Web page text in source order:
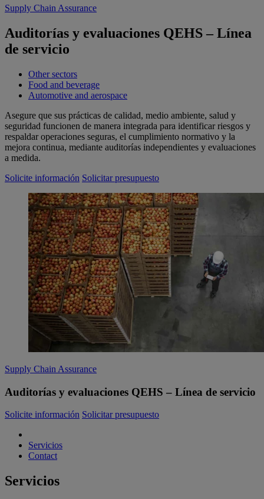
Supply Chain Assurance
Auditorías y evaluaciones QEHS – Línea
de servicio
Other sectors
Food and beverage
Automotive and aerospace
Asegure que sus prácticas de calidad, medio ambiente, salud y
seguridad funcionen de manera integrada para identificar riesgos y
respaldar operaciones seguras, el cumplimiento normativo y la
mejora continua, mediante auditorías independientes y evaluaciones
a medida.
Solicite información Solicitar presupuesto
Supply Chain Assurance
Auditorías y evaluaciones QEHS – Línea de servicio
Solicite información Solicitar presupuesto
Servicios
Contact
Servicios